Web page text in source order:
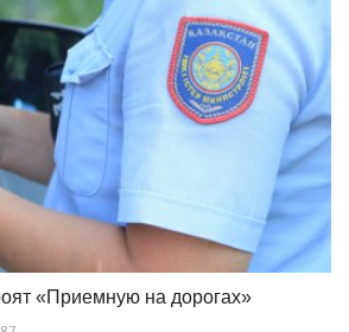
«Приемную на дорогах»